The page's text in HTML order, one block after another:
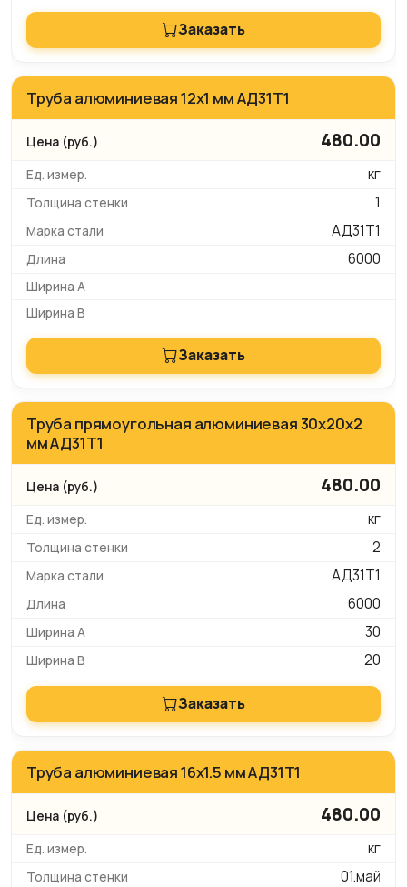
Заказать
Труба алюминиевая 12х1 мм АД31Т1
480.00
кг
1
АД31Т1
6000
Заказать
Труба прямоугольная алюминиевая 30х20х2
мм АД31Т1
480.00
кг
2
АД31Т1
6000
30
20
Заказать
Труба алюминиевая 16х1.5 мм АД31Т1
480.00
кг
01.май